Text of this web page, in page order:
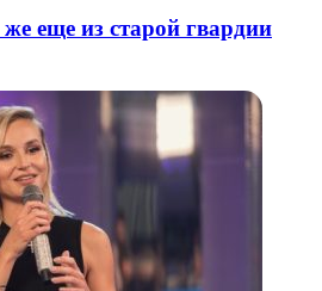
еще из старой гвардии